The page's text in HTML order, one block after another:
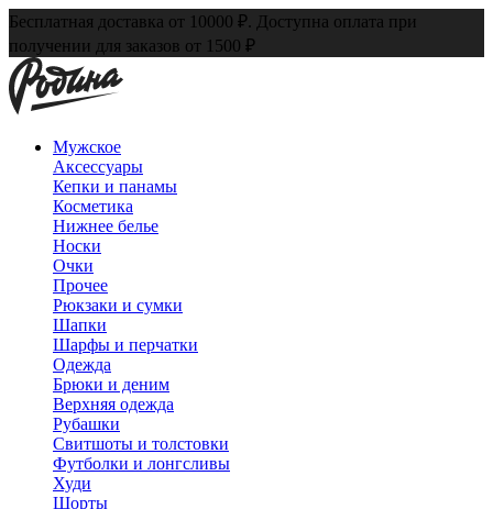
Бесплатная доставка от 10000 ₽. Доступна оплата при
получении для заказов от 1500 ₽
Мужское
Аксессуары
Кепки и панамы
Косметика
Нижнее белье
Носки
Очки
Прочее
Рюкзаки и сумки
Шапки
Шарфы и перчатки
Одежда
Брюки и деним
Верхняя одежда
Рубашки
Свитшоты и толстовки
Футболки и лонгсливы
Худи
Шорты